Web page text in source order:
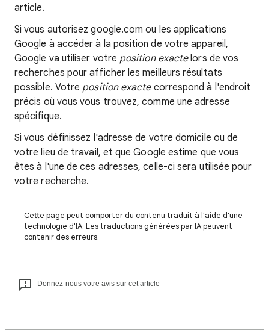
article.
Si vous autorisez google.com ou les applications
Google à accéder à la position de votre appareil,
Google va utiliser votre position exactelors de vos
recherches pour afficher les meilleurs résultats
possible. Votre position exactecorrespond à l'endroit
précis où vous vous trouvez, comme une adresse
spécifique.
Si vous définissez l'adresse de votre domicile ou de
votre lieu de travail, et que Google estime que vous
êtes à l'une de ces adresses, celle-ci sera utilisée pour
votre recherche.
Cette page peut comporter du contenu traduit à l'aide d'une
technologie d'IA. Les traductions générées par IA peuvent
contenir des erreurs.
Donnez-nous votre avis sur cet article